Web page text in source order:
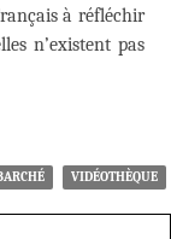
à réfléchir
n’existent pas
VIDÉOTHÈQUE